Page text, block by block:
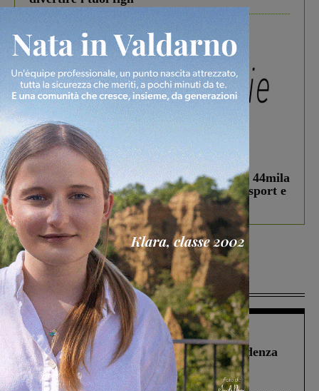
In vetrina 3 Agosto 2026
Estra Notizie agosto: Smart Cities, oltre 44mila
studenti coinvolti, torna il bando per lo sport e
debutta il podcast Estrair
Più lette
Figline Incisa Valdarno 1 Agosto 2026
Piscina di Figline finanziata oltre la scadenza
Pnrr, il gruppo di Fratelli d’Italia: “Un
ringraziamento al Governo”